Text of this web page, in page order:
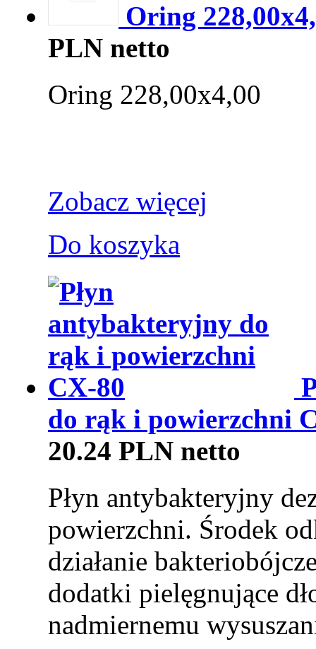
Oring
PLN netto
Oring 228,00x4,00
Zobacz więcej
Do koszyka
do rąk i powierzchni
20.24 PLN netto
Płyn antybakteryjny
powierzchni. Środek
działanie
dodatki pielęgnujące
nadmiernemu